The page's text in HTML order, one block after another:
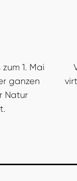
1. Mai
ganzen
Natur